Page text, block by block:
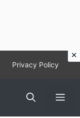
Privacy Policy